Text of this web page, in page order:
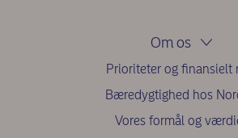
Om os
Prioriteter og finansielt
Bæredygtighed hos
Vores formål og